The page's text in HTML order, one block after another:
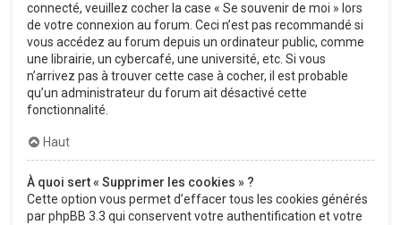
connecté, veuillez cocher la case « Se souvenir de moi » lors
de votre connexion au forum. Ceci n’est pas recommandé si
vous accédez au forum depuis un ordinateur public, comme
une librairie, un cybercafé, une université, etc. Si vous
n’arrivez pas à trouver cette case à cocher, il est probable
qu’un administrateur du forum ait désactivé cette
fonctionnalité.
Haut
À quoi sert « Supprimer les cookies » ?
Cette option vous permet d’effacer tous les cookies générés
par phpBB 3.3 qui conservent votre authentification et votre